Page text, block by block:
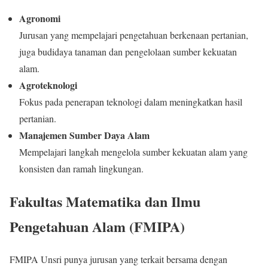
Agronomi
Jurusan yang mempelajari pengetahuan berkenaan pertanian,
juga budidaya tanaman dan pengelolaan sumber kekuatan
alam.
Agroteknologi
Fokus pada penerapan teknologi dalam meningkatkan hasil
pertanian.
Manajemen Sumber Daya Alam
Mempelajari langkah mengelola sumber kekuatan alam yang
konsisten dan ramah lingkungan.
Fakultas Matematika dan Ilmu
Pengetahuan Alam (FMIPA)
FMIPA Unsri punya jurusan yang terkait bersama dengan